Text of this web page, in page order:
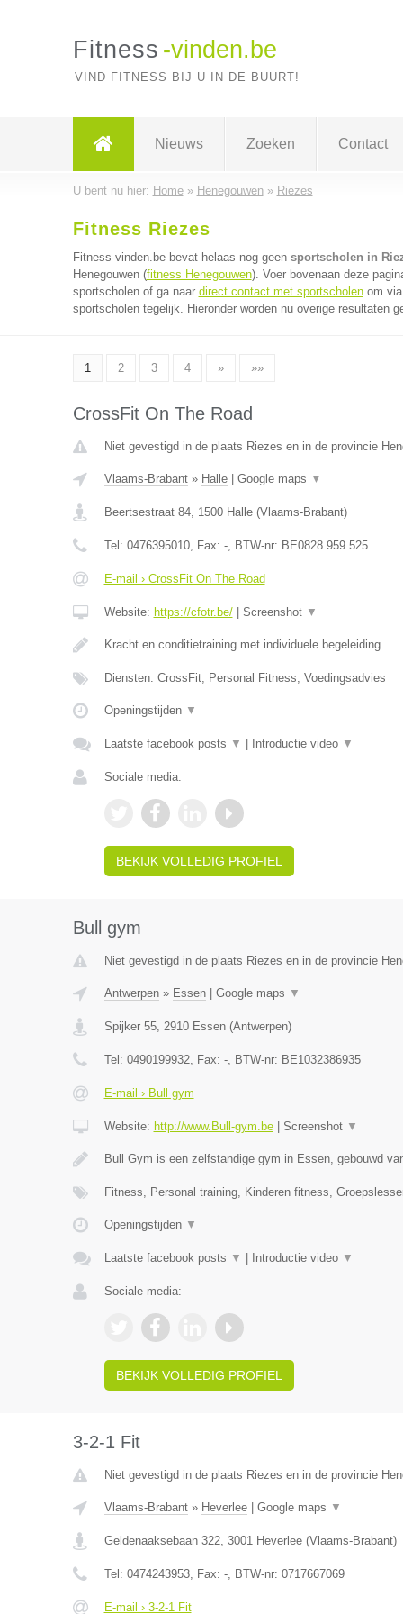
Fitness -vinden.be
VIND FITNESS BIJ U IN DE BUURT!
Nieuws Zoeken Contact
U bent nu hier: Home» Henegouwen» Riezes
Fitness Riezes
Fitness-vinden.be bevat helaas nog geen sportscholen in
Henegouwen (fitness Henegouwen). Voer bovenaan deze
sportscholen of ga naar direct contact met sportscholenom via
sportscholen tegelijk. Hieronder worden nu overige resultaten
1 2 3 4 » »»
CrossFit On The Road
Niet gevestigd in de plaats Riezes en in de provincie
Vlaams-Brabant» Halle| Google maps ▼
Beertsestraat 84, 1500 Halle(Vlaams-Brabant)
Tel: 0476395010, Fax: -, BTW-nr: BE0828 959 525
E-mail › CrossFit On The Road
Website: https://cfotr.be/| Screenshot ▼
Kracht en conditietraining met individuele begeleiding
Diensten: CrossFit, Personal Fitness, Voedingsadvies
Openingstijden ▼
Laatste facebook posts ▼ Introductie video ▼
Sociale media:
BEKIJK VOLLEDIG PROFIEL
Bull gym
Niet gevestigd in de plaats Riezes en in de provincie
Antwerpen» Essen| Google maps ▼
Spijker 55, 2910 Essen(Antwerpen)
Tel: 0490199932, Fax: -, BTW-nr: BE1032386935
E-mail › Bull gym
Website: http://www.Bull-gym.be| Screenshot ▼
Bull Gym is een zelfstandige gym in Essen, gebouwd
Fitness, Personal training, Kinderen fitness,
Openingstijden ▼
Laatste facebook posts ▼ Introductie video ▼
Sociale media:
BEKIJK VOLLEDIG PROFIEL
3-2-1 Fit
Niet gevestigd in de plaats Riezes en in de provincie
Vlaams-Brabant» Heverlee| Google maps ▼
Geldenaaksebaan 322, 3001 Heverlee(Vlaams-Brabant)
Tel: 0474243953, Fax: -, BTW-nr: 0717667069
E-mail › 3-2-1 Fit